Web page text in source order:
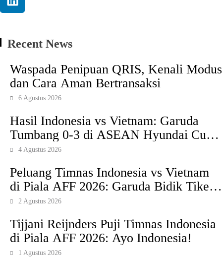
Recent News
Waspada Penipuan QRIS, Kenali Modus
dan Cara Aman Bertransaksi
6 Agustus 2026
Hasil Indonesia vs Vietnam: Garuda
Tumbang 0-3 di ASEAN Hyundai Cup
2026
4 Agustus 2026
Peluang Timnas Indonesia vs Vietnam
di Piala AFF 2026: Garuda Bidik Tiket
Semifinal di Pakansari
2 Agustus 2026
Tijjani Reijnders Puji Timnas Indonesia
di Piala AFF 2026: Ayo Indonesia!
1 Agustus 2026